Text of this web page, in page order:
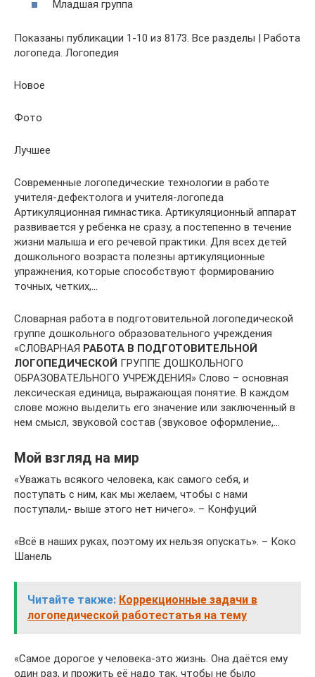
Младшая группа
Показаны публикации 1-10 из 8173. Все разделы | Работа
логопеда. Логопедия
Новое
Фото
Лучшее
Современные логопедические технологии в работе
учителя-дефектолога и учителя-логопеда
Артикуляционная гимнастика. Артикуляционный аппарат
развивается у ребенка не сразу, а постепенно в течение
жизни малыша и его речевой практики. Для всех детей
дошкольного возраста полезны артикуляционные
упражнения, которые способствуют формированию
точных, четких,…
Словарная работа в подготовительной логопедической
группе дошкольного образовательного учреждения
«СЛОВАРНАЯ РАБОТА В ПОДГОТОВИТЕЛЬНОЙ
ЛОГОПЕДИЧЕСКОЙ ГРУППЕ ДОШКОЛЬНОГО
ОБРАЗОВАТЕЛЬНОГО УЧРЕЖДЕНИЯ» Слово – основная
лексическая единица, выражающая понятие. В каждом
слове можно выделить его значение или заключенный в
нем смысл, звуковой состав (звуковое оформление,…
Мой взгляд на мир
«Уважать всякого человека, как самого себя, и
поступать с ним, как мы желаем, чтобы с нами
поступали,- выше этого нет ничего». – Конфуций
«Всё в наших руках, поэтому их нельзя опускать». – Коко
Шанель
Читайте также: Коррекционные задачи в
логопедической работестатья на тему
«Самое дорогое у человека-это жизнь. Она даётся ему
один раз, и прожить её надо так, чтобы не было